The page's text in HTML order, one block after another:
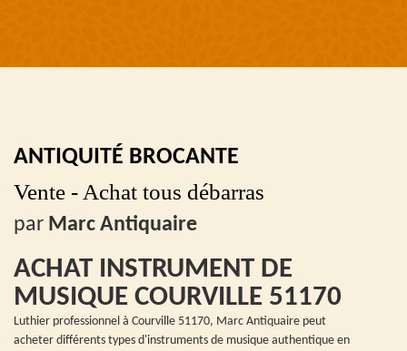
ANTIQUITÉ BROCANTE
Vente - Achat tous débarras
par Marc Antiquaire
ACHAT INSTRUMENT DE
MUSIQUE COURVILLE 51170
Luthier professionnel à Courville 51170, Marc Antiquaire peut
acheter différents types d'instruments de musique authentique en